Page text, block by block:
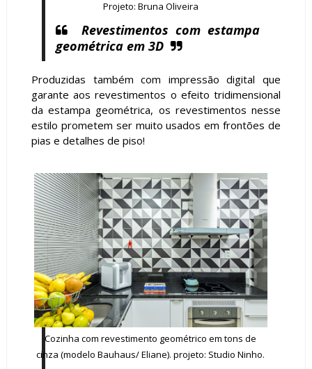
Projeto: Bruna Oliveira
Revestimentos com estampa
geométrica em 3D
Produzidas também com impressão digital que
garante aos revestimentos o efeito tridimensional
da estampa geométrica, os revestimentos nesse
estilo prometem ser muito usados em frontões de
pias e detalhes de piso!
Cozinha com revestimento geométrico em tons de
cinza (modelo Bauhaus/ Eliane). projeto: Studio Ninho.